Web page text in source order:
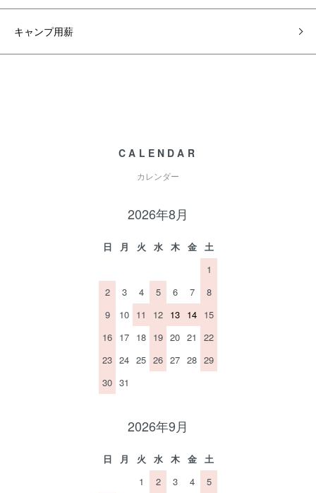
キャンプ用薪
CALENDAR
カレンダー
2026年8月
日 月 火 水 木 金
土
1
2
3 4 5 6 7
8
9
10 11 12 13 14 15
16 17 18 19 20 21
22
23 24 25 26 27 28 29
30 31
2026年9月
日 月 火 水 木 金
土
1
2 3 4
5